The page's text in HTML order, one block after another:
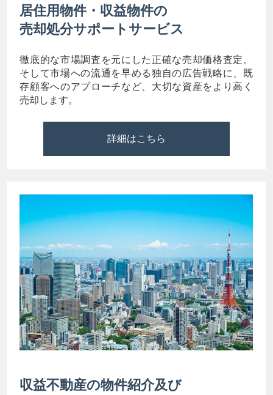
居住用物件・収益物件の
売却処分サポートサービス
徹底的な市場調査を元にした正確な売却価格査定。
そして市場への流通を早める独自の広告戦略に、既
存顧客へのアプローチなど、大切な資産をより高く
売却します。
詳細はこちら
収益不動産の物件紹介及び